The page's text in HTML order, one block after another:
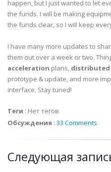
happen, but I just wanted to let
the funds. I will be making
the funds clear, so I will keep
I have many more updates to
them out over a week or two.
acceleration plans,
prototype & update, and more
interface. Stay tuned!
Теги : Нет тегов
Обсуждения : 33 Comments
Следующая